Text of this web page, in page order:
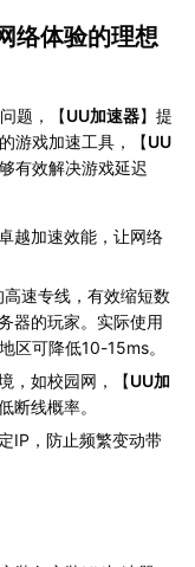
络体验的理想
题，【UU加速器】提
游戏加速工具，【UU
有效解决游戏延迟
越加速效能，让网络
高速专线，有效缩短数
器的玩家。实际使用
区可降低10-15ms。
，如校园网，【UU加
断线概率。
IP，防止频繁变动带